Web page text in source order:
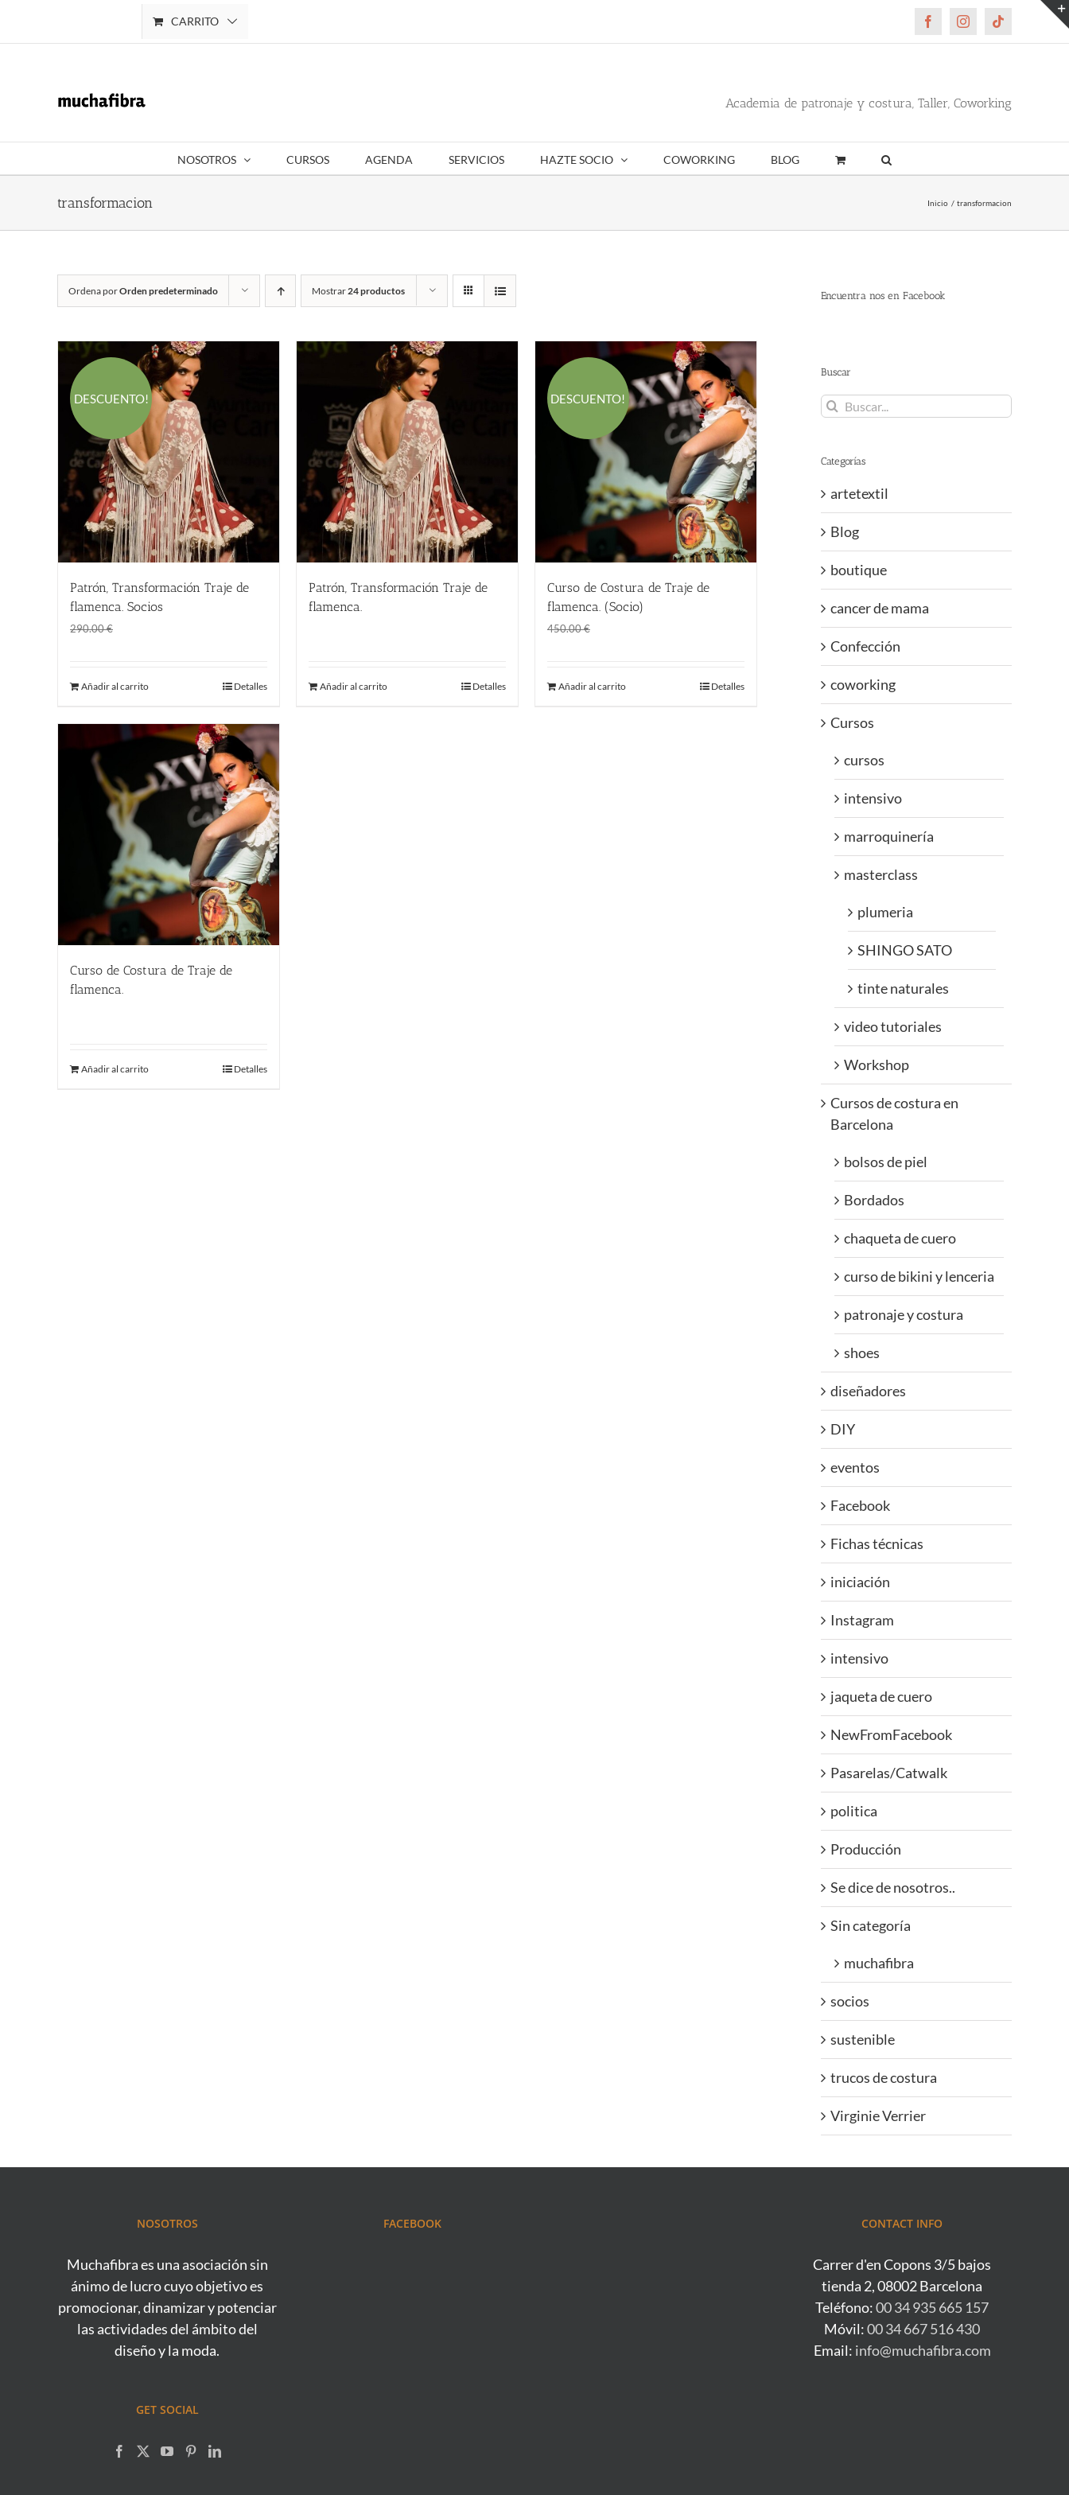
CARRITO FacebookInstagramTiktok
Academia de patronaje y costura, Taller, Coworking
NOSOTROS CURSOS AGENDA SERVICIOS HAZTE SOCIO COWORKING BLOG
transformacion Inicio transformacion
Ordena porOrden predeterminado Mostrar24 productos
DESCUENTO!
Patrón, Transformación Traje de
flamenca. Socios
290.00€
era:
Añadir al carrito Detalles
Patrón, Transformación Traje de
flamenca.
Añadir al carrito Detalles
DESCUENTO!
Curso de Costura de Traje de
flamenca. (Socio)
450.00€
era:
Añadir al carrito Detalles
Curso de Costura de Traje de
flamenca.
Añadir al carrito Detalles
Encuentra nos en Facebook
Buscar
Buscar:
Categorías
artetextil
Blog
boutique
cancer de mama
Confección
coworking
Cursos
cursos
intensivo
marroquinería
masterclass
plumeria
SHINGO SATO
tinte naturales
video tutoriales
Workshop
Cursos de costura en
Barcelona
bolsos de piel
Bordados
chaqueta de cuero
curso de bikini y lenceria
patronaje y costura
shoes
diseñadores
DIY
eventos
Facebook
Fichas técnicas
iniciación
Instagram
intensivo
jaqueta de cuero
NewFromFacebook
Pasarelas/Catwalk
politica
Producción
Se dice de nosotros..
Sin categoría
muchafibra
socios
sustenible
trucos de costura
Virginie Verrier
NOSOTROS
Muchafibra es una asociación sin
ánimo de lucro cuyo objetivo es
promocionar, dinamizar y potenciar
las actividades del ámbito del
diseño y la moda.
GET SOCIAL
FACEBOOK CONTACT INFO
Carrer d'en Copons 3/5 bajos
tienda 2, 08002 Barcelona
Teléfono:00 34 935 665 157
Móvil:00 34 667 516 430
Email: info@muchafibra.com